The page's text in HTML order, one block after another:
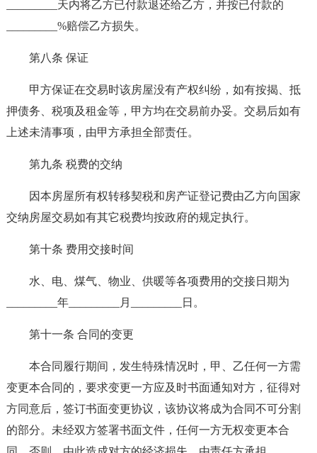
_________天内将乙方已付款退还给乙方，并按已付款的
_________%赔偿乙方损失。
第八条 保证
甲方保证在交易时该房屋没有产权纠纷，如有按揭、抵
押债务、税项及租金等，甲方均在交易前办妥。交易后如有
上述未清事项，由甲方承担全部责任。
第九条 税费的交纳
因本房屋所有权转移契税和房产证登记费由乙方向国家
交纳房屋交易如有其它税费均按政府的规定执行。
第十条 费用交接时间
水、电、煤气、物业、供暖等各项费用的交接日期为
_________年_________月_________日。
第十一条 合同的变更
本合同履行期间，发生特殊情况时，甲、乙任何一方需
变更本合同的，要求变更一方应及时书面通知对方，征得对
方同意后，签订书面变更协议，该协议将成为合同不可分割
的部分。未经双方签署书面文件，任何一方无权变更本合